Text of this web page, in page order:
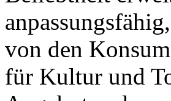
von den
für Kultur und